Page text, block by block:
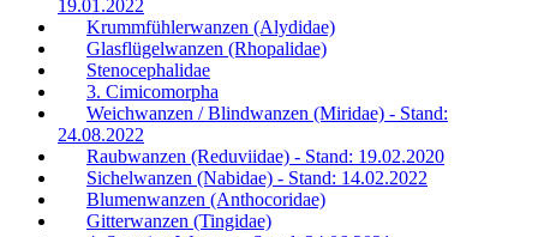
19.01.2022
Krummfühlerwanzen (Alydidae)
Glasflügelwanzen (Rhopalidae)
Stenocephalidae
3. Cimicomorpha
Weichwanzen / Blindwanzen (Miridae) - Stand:
24.08.2022
Raubwanzen (Reduviidae) - Stand: 19.02.2020
Sichelwanzen (Nabidae) - Stand: 14.02.2022
Blumenwanzen (Anthocoridae)
Gitterwanzen (Tingidae)